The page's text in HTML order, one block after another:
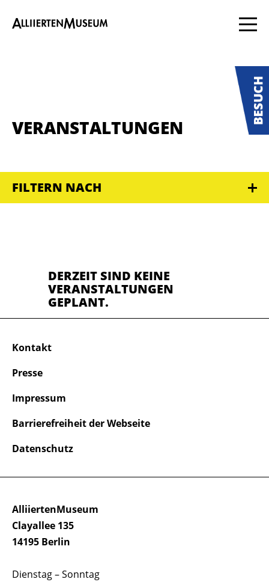
VERANSTALTUNGEN
FILTERN NACH
DERZEIT SIND KEINE
VERANSTALTUNGEN
GEPLANT.
AlliiertenMuseum
Clayallee 135
14195 Berlin
Dienstag – Sonntag
Kontakt
Presse
Impressum
Barrierefreiheit der Webseite
Datenschutz